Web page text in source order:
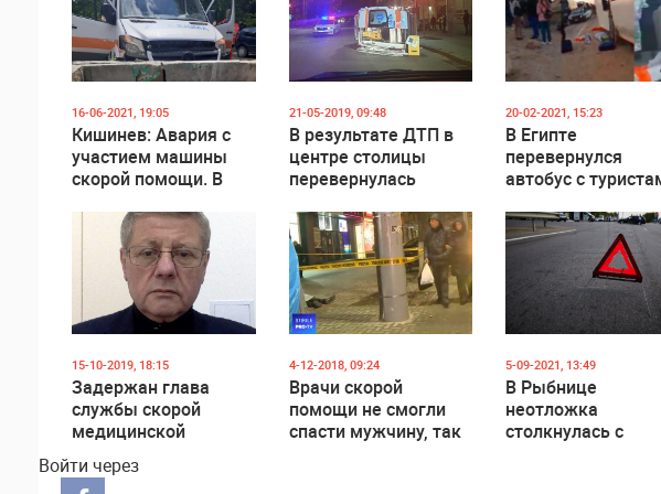
16-06-2021, 19:05
Кишинев: Авария с
участием машины
скорой помощи. В
доставлены 3
человека
21-05-2019, 09:48
В результате ДТП в
центре столицы
перевернулась
помощи, в которой
находился пациент
(ВИДЕО)
20-02-2021, 15:23
В Египте
перевернулся
автобус с
два гражданина
Молдовы
15-10-2019, 18:15
Задержан глава
службы скорой
медицинской
Головин
4-12-2018, 09:24
Врачи скорой
помощи не смогли
спасти мужчину, так
5-09-2021, 13:49
В Рыбнице
неотложка
столкнулась с
Войти через